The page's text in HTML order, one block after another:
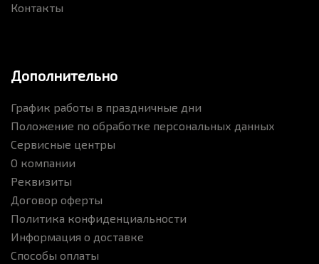
Контакты
Дополнительно
График работы в праздничные дни
Положение по обработке персональных данных
Сервисные центры
О компании
Реквизиты
Договор оферты
Политика конфиденциальности
Информация о доставке
Способы оплаты